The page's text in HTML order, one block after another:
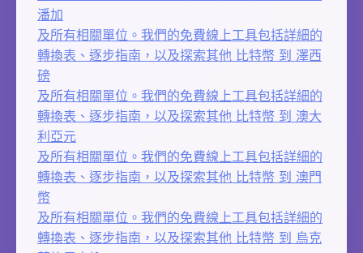
潘加
及所有相關單位。我們的免費線上工具包括詳細的
轉換表、逐步指南，以及探索其他 比特幣 到 澤西
磅
及所有相關單位。我們的免費線上工具包括詳細的
轉換表、逐步指南，以及探索其他 比特幣 到 澳大
利亞元
及所有相關單位。我們的免費線上工具包括詳細的
轉換表、逐步指南，以及探索其他 比特幣 到 澳門
幣
及所有相關單位。我們的免費線上工具包括詳細的
轉換表、逐步指南，以及探索其他 比特幣 到 烏克